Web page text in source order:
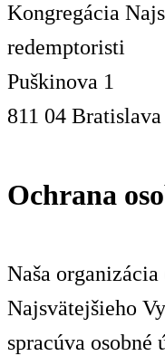
Kongregácia
redemptoristi
Puškinova 1
811 04 Bratislava
Ochrana
Naša
Najsvätejšieho
spracúva osobné